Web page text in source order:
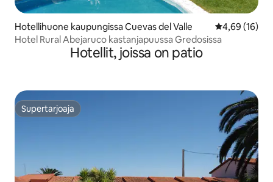
Hotellihuone kaupungissa Cuevas del Valle
4,69 (16)
Hotel Rural Abejaruco kastanjapuussa Gredosissa
Hotellit, joissa on patio
Supertarjoaja
Supertarjoaja